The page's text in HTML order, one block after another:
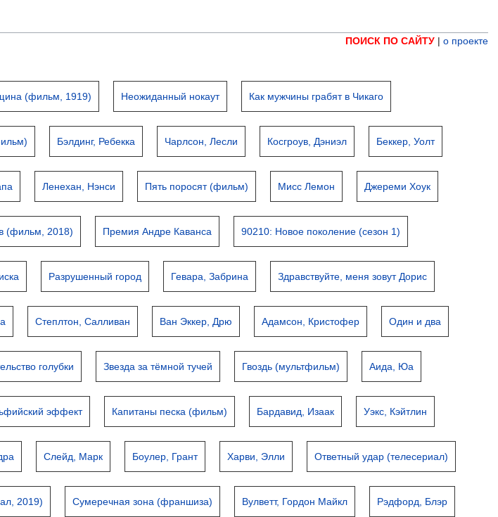
ПОИСК ПО САЙТУ | о проекте
(фильм, 1919) Неожиданный нокаут Как мужчины грабят в Чикаго
Бэлдинг, Ребекка Чарлсон, Лесли Косгроув, Дэниэл Беккер, Уолт
Ленехан, Нэнси Пять поросят (фильм) Мисс Лемон Джереми Хоук
(фильм, 2018) Премия Андре Каванса 90210: Новое поколение (сезон 1)
Разрушенный город Гевара, Забрина Здравствуйте, меня зовут Дорис
Степлтон, Салливан Ван Эккер, Дрю Адамсон, Кристофер Один и два
голубки Звезда за тёмной тучей Гвоздь (мультфильм) Аида, Юа
эффект Капитаны песка (фильм) Бардавид, Изаак Уэкс, Кэйтлин
Слейд, Марк Боулер, Грант Харви, Элли Ответный удар (телесериал)
2019) Сумеречная зона (франшиза) Вулветт, Гордон Майкл Рэдфорд, Блэр